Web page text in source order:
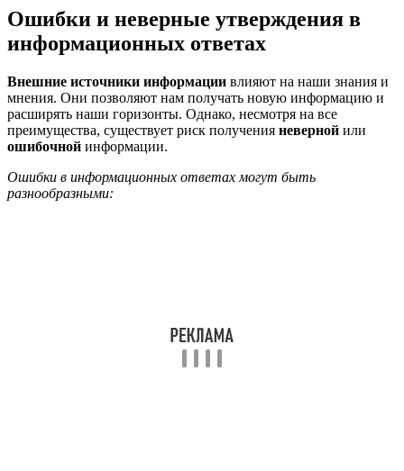
Ошибки и неверные утверждения в
информационных ответах
Внешние источники информации влияют на наши знания и
мнения. Они позволяют нам получать новую информацию и
расширять наши горизонты. Однако, несмотря на все
преимущества, существует риск получения неверной или
ошибочной информации.
Ошибки в информационных ответах могут быть
разнообразными: